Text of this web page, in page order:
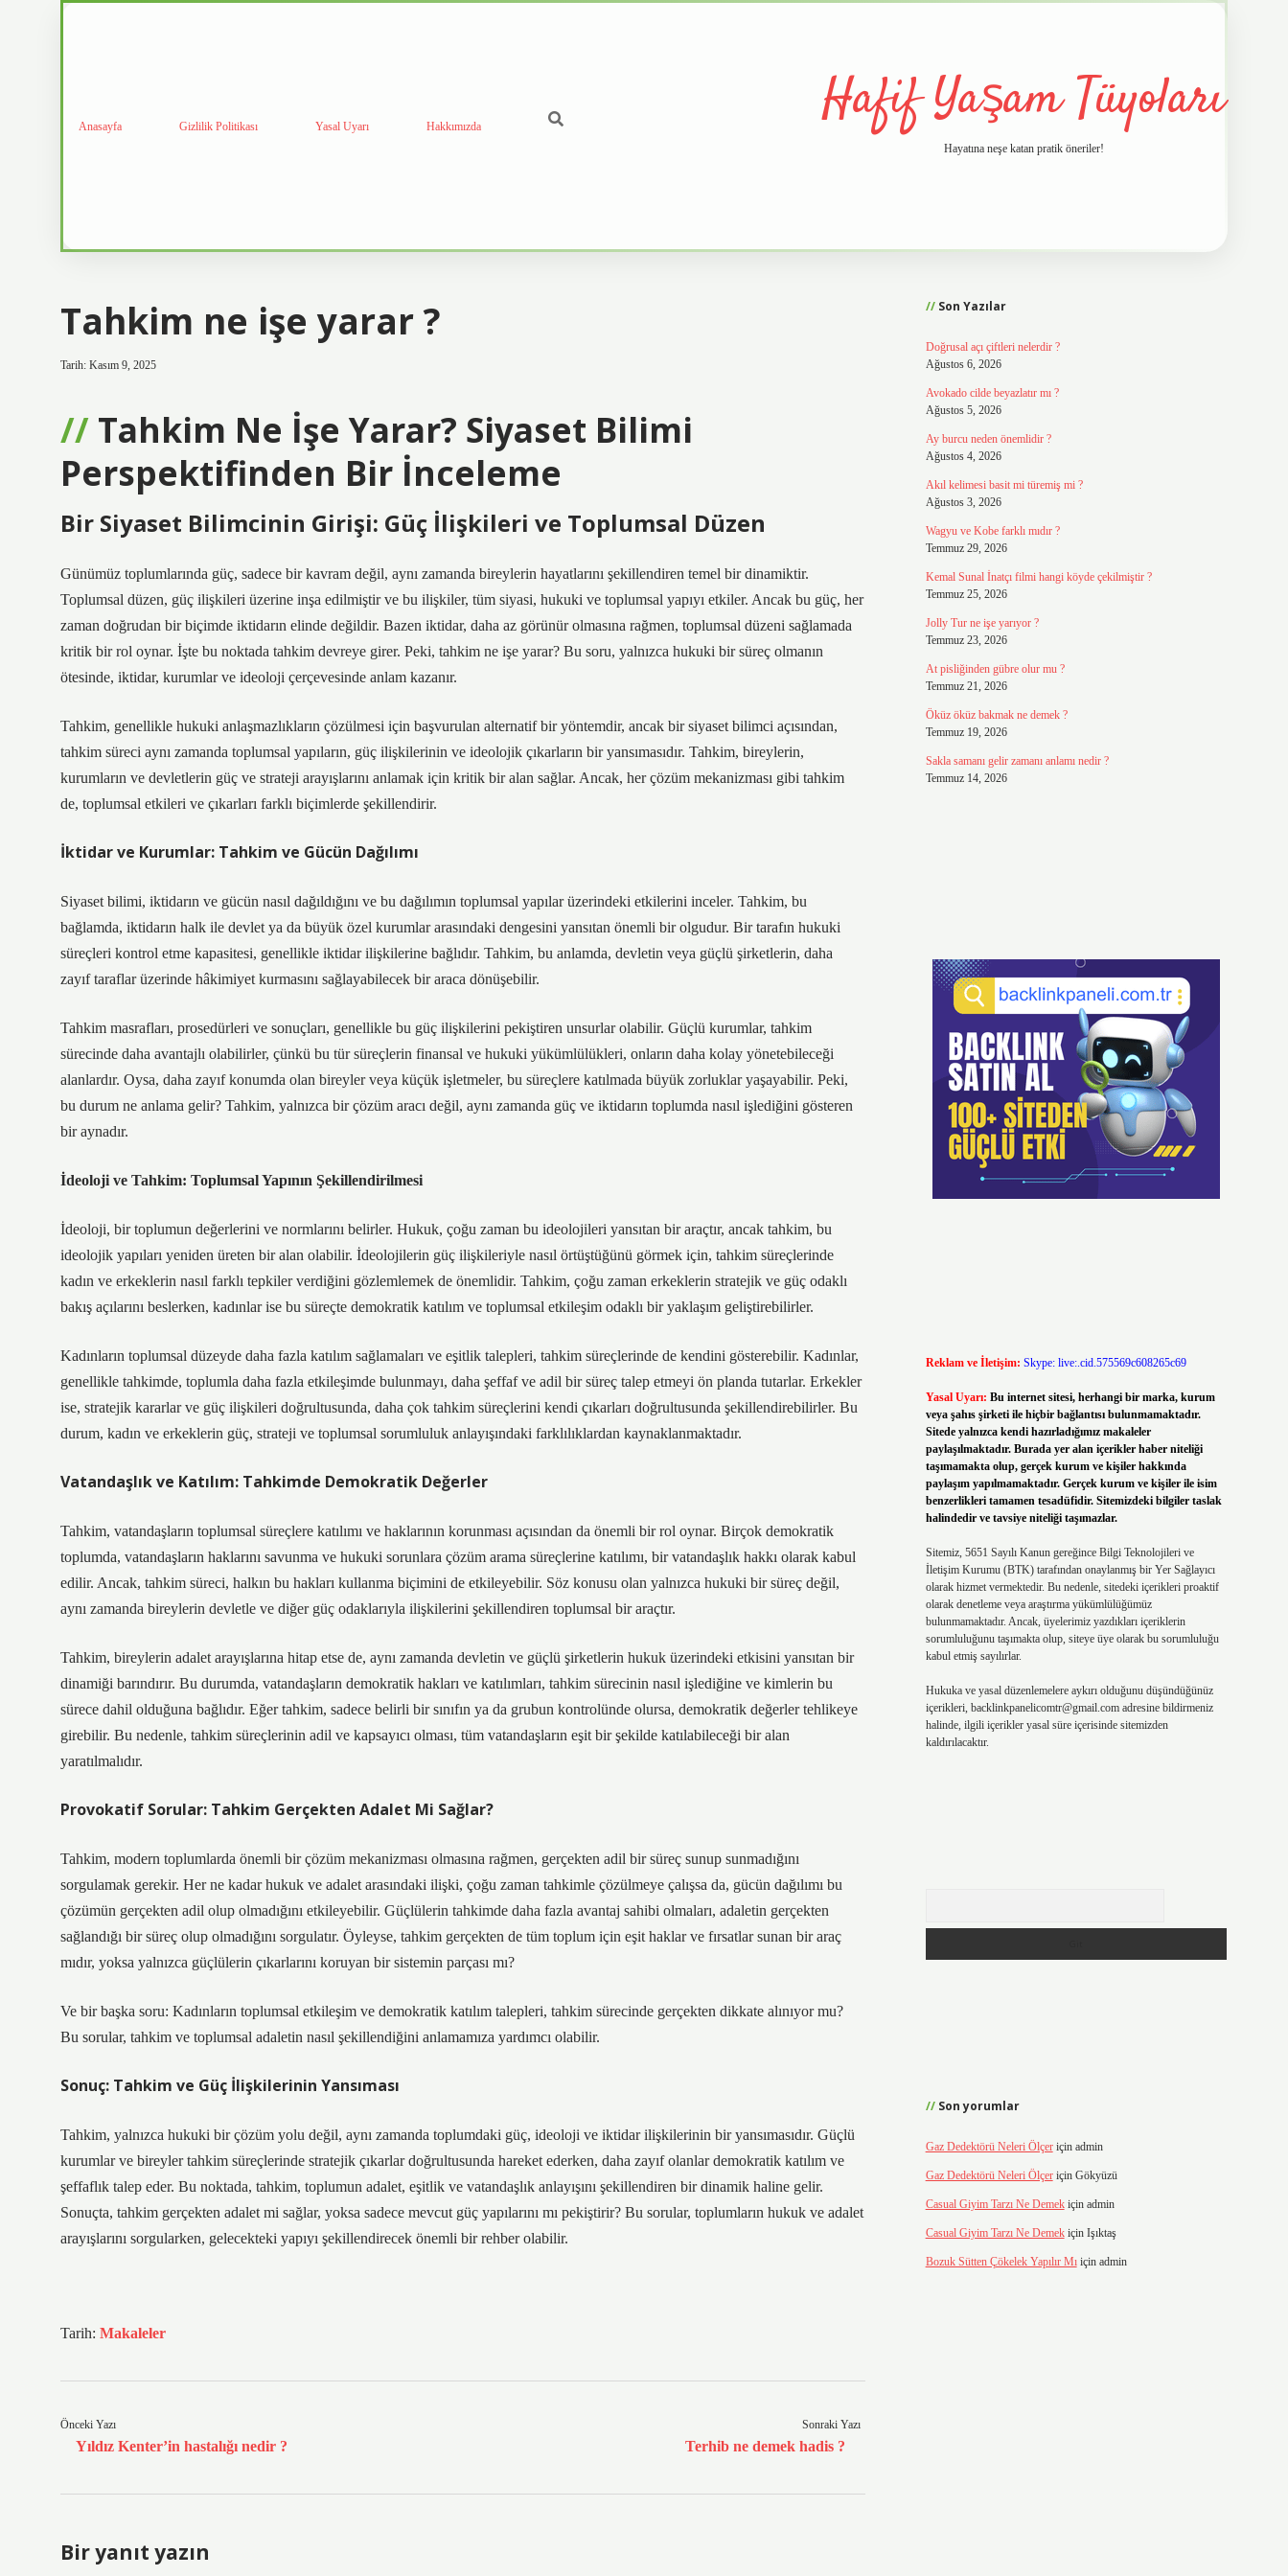
Anasayfa Gizlilik Politikası Yasal Uyarı Hakkımızda Hafif Yaşam Tüyoları
Hayatına neşe katan pratik öneriler!
Tahkim ne işe yarar ?
Tarih: Kasım 9, 2025
Tahkim Ne İşe Yarar? Siyaset Bilimi
Perspektifinden Bir İnceleme
Bir Siyaset Bilimcinin Girişi: Güç İlişkileri ve Toplumsal Düzen
Günümüz toplumlarında güç, sadece bir kavram değil, aynı zamanda bireylerin hayatlarını şekillendiren temel bir dinamiktir.
Toplumsal düzen, güç ilişkileri üzerine inşa edilmiştir ve bu ilişkiler, tüm siyasi, hukuki ve toplumsal yapıyı etkiler. Ancak bu güç, her
zaman doğrudan bir biçimde iktidarın elinde değildir. Bazen iktidar, daha az görünür olmasına rağmen, toplumsal düzeni sağlamada
kritik bir rol oynar. İşte bu noktada tahkim devreye girer. Peki, tahkim ne işe yarar? Bu soru, yalnızca hukuki bir süreç olmanın
ötesinde, iktidar, kurumlar ve ideoloji çerçevesinde anlam kazanır.
Tahkim, genellikle hukuki anlaşmazlıkların çözülmesi için başvurulan alternatif bir yöntemdir, ancak bir siyaset bilimci açısından,
tahkim süreci aynı zamanda toplumsal yapıların, güç ilişkilerinin ve ideolojik çıkarların bir yansımasıdır. Tahkim, bireylerin,
kurumların ve devletlerin güç ve strateji arayışlarını anlamak için kritik bir alan sağlar. Ancak, her çözüm mekanizması gibi tahkim
de, toplumsal etkileri ve çıkarları farklı biçimlerde şekillendirir.
İktidar ve Kurumlar: Tahkim ve Gücün Dağılımı
Siyaset bilimi, iktidarın ve gücün nasıl dağıldığını ve bu dağılımın toplumsal yapılar üzerindeki etkilerini inceler. Tahkim, bu
bağlamda, iktidarın halk ile devlet ya da büyük özel kurumlar arasındaki dengesini yansıtan önemli bir olgudur. Bir tarafın hukuki
süreçleri kontrol etme kapasitesi, genellikle iktidar ilişkilerine bağlıdır. Tahkim, bu anlamda, devletin veya güçlü şirketlerin, daha
zayıf taraflar üzerinde hâkimiyet kurmasını sağlayabilecek bir araca dönüşebilir.
Tahkim masrafları, prosedürleri ve sonuçları, genellikle bu güç ilişkilerini pekiştiren unsurlar olabilir. Güçlü kurumlar, tahkim
sürecinde daha avantajlı olabilirler, çünkü bu tür süreçlerin finansal ve hukuki yükümlülükleri, onların daha kolay yönetebileceği
alanlardır. Oysa, daha zayıf konumda olan bireyler veya küçük işletmeler, bu süreçlere katılmada büyük zorluklar yaşayabilir. Peki,
bu durum ne anlama gelir? Tahkim, yalnızca bir çözüm aracı değil, aynı zamanda güç ve iktidarın toplumda nasıl işlediğini gösteren
bir aynadır.
İdeoloji ve Tahkim: Toplumsal Yapının Şekillendirilmesi
İdeoloji, bir toplumun değerlerini ve normlarını belirler. Hukuk, çoğu zaman bu ideolojileri yansıtan bir araçtır, ancak tahkim, bu
ideolojik yapıları yeniden üreten bir alan olabilir. İdeolojilerin güç ilişkileriyle nasıl örtüştüğünü görmek için, tahkim süreçlerinde
kadın ve erkeklerin nasıl farklı tepkiler verdiğini gözlemlemek de önemlidir. Tahkim, çoğu zaman erkeklerin stratejik ve güç odaklı
bakış açılarını beslerken, kadınlar ise bu süreçte demokratik katılım ve toplumsal etkileşim odaklı bir yaklaşım geliştirebilirler.
Kadınların toplumsal düzeyde daha fazla katılım sağlamaları ve eşitlik talepleri, tahkim süreçlerinde de kendini gösterebilir. Kadınlar,
genellikle tahkimde, toplumla daha fazla etkileşimde bulunmayı, daha şeffaf ve adil bir süreç talep etmeyi ön planda tutarlar. Erkekler
ise, stratejik kararlar ve güç ilişkileri doğrultusunda, daha çok tahkim süreçlerini kendi çıkarları doğrultusunda şekillendirebilirler. Bu
durum, kadın ve erkeklerin güç, strateji ve toplumsal sorumluluk anlayışındaki farklılıklardan kaynaklanmaktadır.
Vatandaşlık ve Katılım: Tahkimde Demokratik Değerler
Tahkim, vatandaşların toplumsal süreçlere katılımı ve haklarının korunması açısından da önemli bir rol oynar. Birçok demokratik
toplumda, vatandaşların haklarını savunma ve hukuki sorunlara çözüm arama süreçlerine katılımı, bir vatandaşlık hakkı olarak kabul
edilir. Ancak, tahkim süreci, halkın bu hakları kullanma biçimini de etkileyebilir. Söz konusu olan yalnızca hukuki bir süreç değil,
aynı zamanda bireylerin devletle ve diğer güç odaklarıyla ilişkilerini şekillendiren toplumsal bir araçtır.
Tahkim, bireylerin adalet arayışlarına hitap etse de, aynı zamanda devletin ve güçlü şirketlerin hukuk üzerindeki etkisini yansıtan bir
dinamiği barındırır. Bu durumda, vatandaşların demokratik hakları ve katılımları, tahkim sürecinin nasıl işlediğine ve kimlerin bu
sürece dahil olduğuna bağlıdır. Eğer tahkim, sadece belirli bir sınıfın ya da grubun kontrolünde olursa, demokratik değerler tehlikeye
girebilir. Bu nedenle, tahkim süreçlerinin adil ve kapsayıcı olması, tüm vatandaşların eşit bir şekilde katılabileceği bir alan
yaratılmalıdır.
Provokatif Sorular: Tahkim Gerçekten Adalet Mi Sağlar?
Tahkim, modern toplumlarda önemli bir çözüm mekanizması olmasına rağmen, gerçekten adil bir süreç sunup sunmadığını
sorgulamak gerekir. Her ne kadar hukuk ve adalet arasındaki ilişki, çoğu zaman tahkimle çözülmeye çalışsa da, gücün dağılımı bu
çözümün gerçekten adil olup olmadığını etkileyebilir. Güçlülerin tahkimde daha fazla avantaj sahibi olmaları, adaletin gerçekten
sağlandığı bir süreç olup olmadığını sorgulatır. Öyleyse, tahkim gerçekten de tüm toplum için eşit haklar ve fırsatlar sunan bir araç
mıdır, yoksa yalnızca güçlülerin çıkarlarını koruyan bir sistemin parçası mı?
Ve bir başka soru: Kadınların toplumsal etkileşim ve demokratik katılım talepleri, tahkim sürecinde gerçekten dikkate alınıyor mu?
Bu sorular, tahkim ve toplumsal adaletin nasıl şekillendiğini anlamamıza yardımcı olabilir.
Sonuç: Tahkim ve Güç İlişkilerinin Yansıması
Tahkim, yalnızca hukuki bir çözüm yolu değil, aynı zamanda toplumdaki güç, ideoloji ve iktidar ilişkilerinin bir yansımasıdır. Güçlü
kurumlar ve bireyler tahkim süreçlerinde stratejik çıkarlar doğrultusunda hareket ederken, daha zayıf olanlar demokratik katılım ve
şeffaflık talep eder. Bu noktada, tahkim, toplumun adalet, eşitlik ve vatandaşlık anlayışını şekillendiren bir dinamik haline gelir.
Sonuçta, tahkim gerçekten adalet mi sağlar, yoksa sadece mevcut güç yapılarını mı pekiştirir? Bu sorular, toplumların hukuk ve adalet
arayışlarını sorgularken, gelecekteki yapıyı şekillendirecek önemli bir rehber olabilir.
Tarih: Makaleler
Önceki Yazı
Yıldız Kenter’in hastalığı nedir ?
Sonraki Yazı
Terhib ne demek hadis ?
Bir yanıt yazın
Son Yazılar
Doğrusal açı çiftleri nelerdir ?
Ağustos 6, 2026
Avokado cilde beyazlatır mı ?
Ağustos 5, 2026
Ay burcu neden önemlidir ?
Ağustos 4, 2026
Akıl kelimesi basit mi türemiş mi ?
Ağustos 3, 2026
Wagyu ve Kobe farklı mıdır ?
Temmuz 29, 2026
Kemal Sunal İnatçı filmi hangi köyde çekilmiştir ?
Temmuz 25, 2026
Jolly Tur ne işe yarıyor ?
Temmuz 23, 2026
At pisliğinden gübre olur mu ?
Temmuz 21, 2026
Öküz öküz bakmak ne demek ?
Temmuz 19, 2026
Sakla samanı gelir zamanı anlamı nedir ?
Temmuz 14, 2026
Reklam ve İletişim: Skype: live:.cid.575569c608265c69
Yasal Uyarı: Bu internet sitesi, herhangi bir marka, kurum
veya şahıs şirketi ile hiçbir bağlantısı bulunmamaktadır.
Sitede yalnızca kendi hazırladığımız makaleler
paylaşılmaktadır. Burada yer alan içerikler haber niteliği
taşımamakta olup, gerçek kurum ve kişiler hakkında
paylaşım yapılmamaktadır. Gerçek kurum ve kişiler ile isim
benzerlikleri tamamen tesadüfidir. Sitemizdeki bilgiler taslak
halindedir ve tavsiye niteliği taşımazlar.
Sitemiz, 5651 Sayılı Kanun gereğince Bilgi Teknolojileri ve
İletişim Kurumu (BTK) tarafından onaylanmış bir Yer Sağlayıcı
olarak hizmet vermektedir. Bu nedenle, sitedeki içerikleri proaktif
olarak denetleme veya araştırma yükümlülüğümüz
bulunmamaktadır. Ancak, üyelerimiz yazdıkları içeriklerin
sorumluluğunu taşımakta olup, siteye üye olarak bu sorumluluğu
kabul etmiş sayılırlar.
Hukuka ve yasal düzenlemelere aykırı olduğunu düşündüğünüz
içerikleri, backlinkpanelicomtr@gmail.comadresine bildirmeniz
halinde, ilgili içerikler yasal süre içerisinde sitemizden
kaldırılacaktır.
Son yorumlar
Gaz Dedektörü Neleri Ölçeriçin admin
Gaz Dedektörü Neleri Ölçeriçin Gökyüzü
Casual Giyim Tarzı Ne Demekiçin admin
Casual Giyim Tarzı Ne Demekiçin Işıktaş
Bozuk Sütten Çökelek Yapılır Mıiçin admin